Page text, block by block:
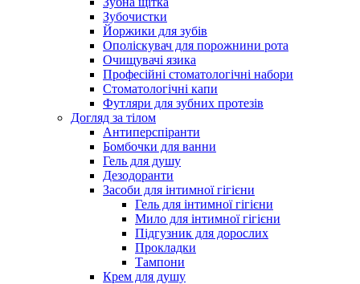
Зубочистки
Йоржики для зубів
Ополіскувач для порожнини рота
Очищувачі язика
Професійні стоматологічні набори
Стоматологічні капи
Футляри для зубних протезів
Догляд за тілом
Антиперспіранти
Бомбочки для ванни
Гель для душу
Дезодоранти
Засоби для інтимної гігієни
Гель для інтимної гігієни
Мило для інтимної гігієни
Підгузник для дорослих
Прокладки
Тампони
Крем для душу